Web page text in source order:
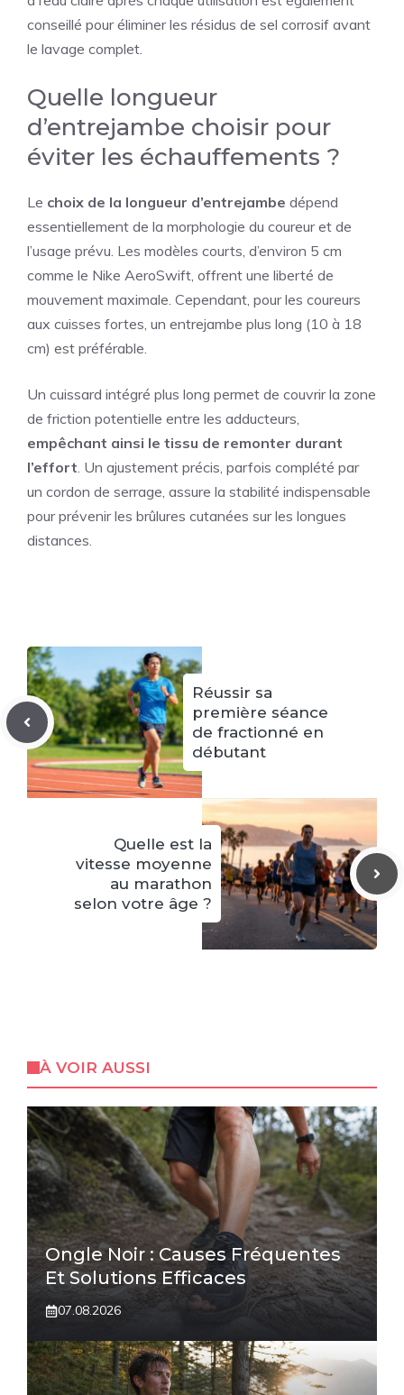
conseillé pour éliminer les résidus de sel corrosif avant
le lavage complet.
Quelle longueur
d’entrejambe choisir pour
éviter les échauffements ?
Le choix de la longueur d’entrejambe dépend
essentiellement de la morphologie du coureur et de
l’usage prévu. Les modèles courts, d’environ 5 cm
comme le Nike AeroSwift, offrent une liberté de
mouvement maximale. Cependant, pour les coureurs
aux cuisses fortes, un entrejambe plus long (10 à 18
cm) est préférable.
Un cuissard intégré plus long permet de couvrir la zone
de friction potentielle entre les adducteurs,
empêchant ainsi le tissu de remonter durant
l’effort. Un ajustement précis, parfois complété par
un cordon de serrage, assure la stabilité indispensable
pour prévenir les brûlures cutanées sur les longues
distances.
Réussir sa
première séance
de fractionné en
débutant
Quelle est la
vitesse moyenne
au marathon
selon votre âge ?
À VOIR AUSSI
Ongle Noir : Causes Fréquentes
Et Solutions Efficaces
07.08.2026